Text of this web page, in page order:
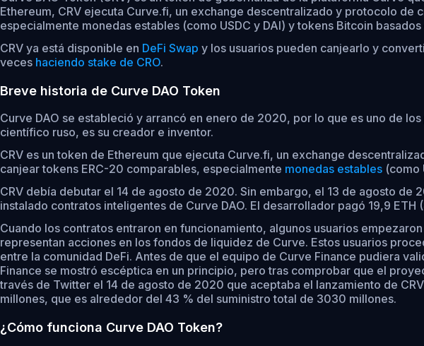
Ethereum, CRV ejecuta Curve.fi, un exchange descentralizado y protocolo
especialmente monedas estables (como USDC y DAI) y tokens Bitcoin
CRV ya está disponible en DeFi Swap y los usuarios pueden canjearlo y
veces haciendo stake de CRO.
Breve historia de Curve DAO Token
Curve DAO se estableció y arrancó en enero de 2020, por lo que es uno de
científico ruso, es su creador e inventor.
CRV es un token de Ethereum que ejecuta Curve.fi, un exchange
canjear tokens ERC-20 comparables, especialmente monedas estables (como
CRV debía debutar el 14 de agosto de 2020. Sin embargo, el 13 de agosto
instalado contratos inteligentes de Curve DAO. El desarrollador pagó 19,9
Cuando los contratos entraron en funcionamiento, algunos usuarios
representan acciones en los fondos de liquidez de Curve. Estos usuarios
entre la comunidad DeFi. Antes de que el equipo de Curve Finance pudiera
Finance se mostró escéptica en un principio, pero tras comprobar que el
través de Twitter el 14 de agosto de 2020 que aceptaba el lanzamiento de
millones, que es alrededor del 43 % del suministro total de 3030 millones.
¿Cómo funciona Curve DAO Token?